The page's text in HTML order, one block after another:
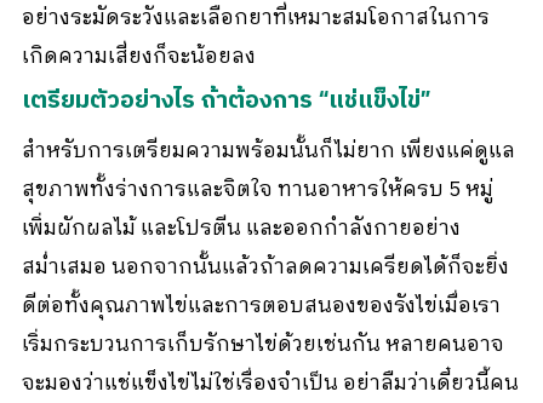
อย่างระมัดระวังและเลือกยาที่เหมาะสมโอกาสในการ
เกิดความเสี่ยงก็จะน้อยลง
เตรียมตัวอย่างไร ถ้าต้องการ “แช่แข็งไข่”
สำหรับการเตรียมความพร้อมนั้นก็ไม่ยาก เพียงแค่ดูแล
สุขภาพทั้งร่างการและจิตใจ ทานอาหารให้ครบ 5 หมู่
เพิ่มผักผลไม้ และโปรตีน และออกกำลังกายอย่าง
สม่ำเสมอ นอกจากนั้นแล้วถ้าลดความเครียดได้ก็จะยิ่ง
ดีต่อทั้งคุณภาพไข่และการตอบสนองของรังไข่เมื่อเรา
เริ่มกระบวนการเก็บรักษาไข่ด้วยเช่นกัน หลายคนอาจ
จะมองว่าแช่แข็งไข่ไม่ใช่เรื่องจำเป็น อย่าลืมว่าเดี๋ยวนี้คน